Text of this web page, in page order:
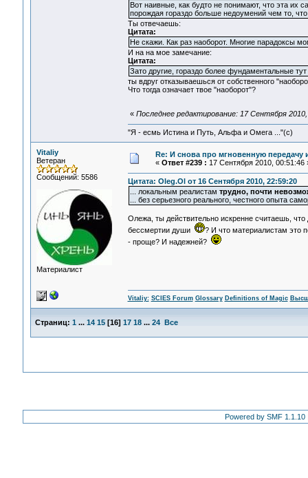
Вот наивные, как будто не понимают, что эта их
порождая гораздо больше недоумений чем то,
Ты отвечаешь:
Цитата:
Не скажи. Как раз наоборот. Многие парадоксы
И на на мое замечание:
Цитата:
Зато другие, гораздо более фундаментальные тут
ты вдруг отказываешься от собственного
Что тогда означает твое "наоборот"?
« Последнее редактирование: 17 Сентября
"Я - есмь Истина и Путь, Альфа и Омега ..."(с)
Vitaliy
Ветеран
Сообщений: 5586
Материалист
Re: И снова про мгновенную
« Ответ #239 : 17 Сентября 2010, 00:51:46
Цитата: Oleg.Ol от 16 Сентября 2010, 22:59:20
... локальным реалистам трудно, почти
... без серьезного реального, честного опыта
Олежа, ты действительно искренне считаешь,
бессмертии души
? И что материалистам это
- проще? И надежней?
Vitaliy: SCIES Forum Glossary Definitions of Magic
Страниц: 1 ... 14 15[16] 17 18 ... 24 Все
Powered by SMF 1.1.10